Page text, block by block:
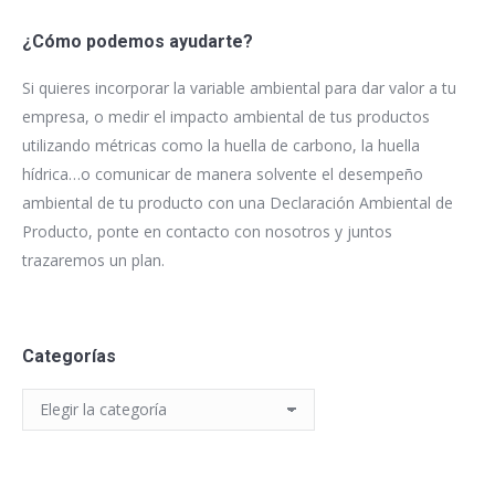
¿Cómo podemos ayudarte?
Si quieres incorporar la variable ambiental para dar valor a tu
empresa, o medir el impacto ambiental de tus productos
utilizando métricas como la huella de carbono, la huella
hídrica…o comunicar de manera solvente el desempeño
ambiental de tu producto con una Declaración Ambiental de
Producto, ponte en contacto con nosotros y juntos
trazaremos un plan.
Categorías
Categorías